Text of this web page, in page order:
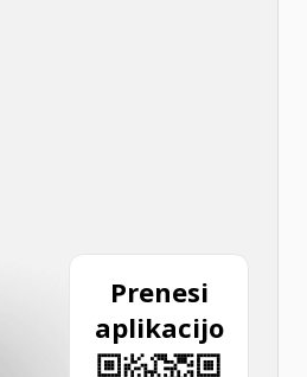
Prenesi
aplikacijo